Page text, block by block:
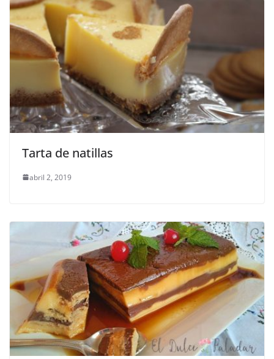
Tarta de natillas
abril 2, 2019